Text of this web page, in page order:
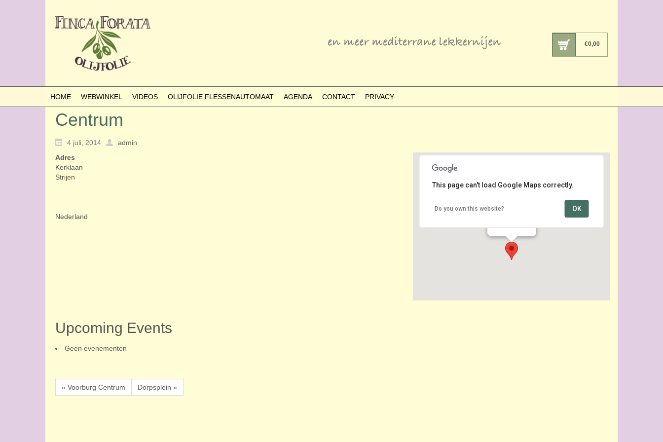
€0,00
HOME WEBWINKEL VIDEOS OLIJFOLIE FLESSENAUTOMAAT AGENDA CONTACT PRIVACY
Centrum
4 juli, 2014 admin
Centrum
This page can't load Google Maps correctly.
Do you own this website? OK
Adres
Kerklaan
Strijen
Nederland
Upcoming Events
Geen evenementen
« Voorburg Centrum Dorpsplein »